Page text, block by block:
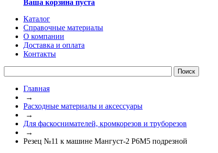
Ваша корзина пуста
Каталог
Справочные материалы
О компании
Доставка и оплата
Контакты
Главная
→
Расходные материалы и аксессуары
→
Для фаскоснимателей, кромкорезов и труборезов
→
Резец №11 к машине Мангуст-2 Р6М5 подрезной